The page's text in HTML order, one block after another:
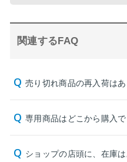
関連するFAQ
売り切れ商品の再入荷は
専用商品はどこから購入
ショップの店頭に、在庫